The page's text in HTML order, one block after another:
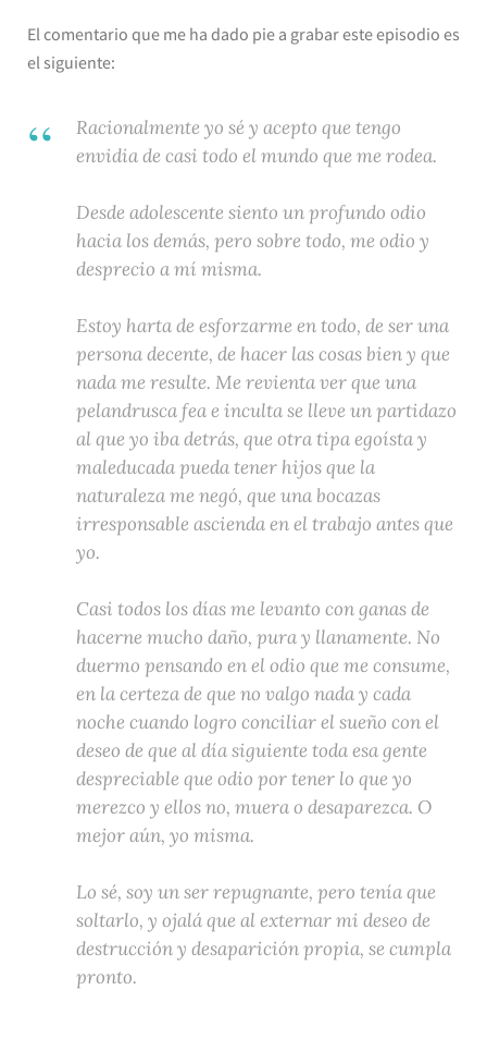
El comentario que me ha dado pie a grabar este episodio es
el siguiente:
Racionalmente yo sé y acepto que tengo
envidia de casi todo el mundo que me rodea.
Desde adolescente siento un profundo odio
hacia los demás, pero sobre todo, me odio y
desprecio a mí misma.
Estoy harta de esforzarme en todo, de ser una
persona decente, de hacer las cosas bien y que
nada me resulte. Me revienta ver que una
pelandrusca fea e inculta se lleve un partidazo
al que yo iba detrás, que otra tipa egoísta y
maleducada pueda tener hijos que la
naturaleza me negó, que una bocazas
irresponsable ascienda en el trabajo antes que
yo.
Casi todos los días me levanto con ganas de
hacerne mucho daño, pura y llanamente. No
duermo pensando en el odio que me consume,
en la certeza de que no valgo nada y cada
noche cuando logro conciliar el sueño con el
deseo de que al día siguiente toda esa gente
despreciable que odio por tener lo que yo
merezco y ellos no, muera o desaparezca. O
mejor aún, yo misma.
Lo sé, soy un ser repugnante, pero tenía que
soltarlo, y ojalá que al externar mi deseo de
destrucción y desaparición propia, se cumpla
pronto.